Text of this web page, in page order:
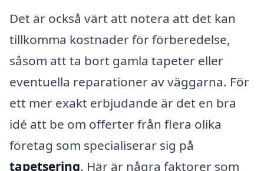
Det är också värt att notera att det kan
tillkomma kostnader för förberedelse,
såsom att ta bort gamla tapeter eller
eventuella reparationer av väggarna. För
ett mer exakt erbjudande är det en bra
idé att be om offerter från flera olika
företag som specialiserar sig på
tapetsering. Här är några faktorer som